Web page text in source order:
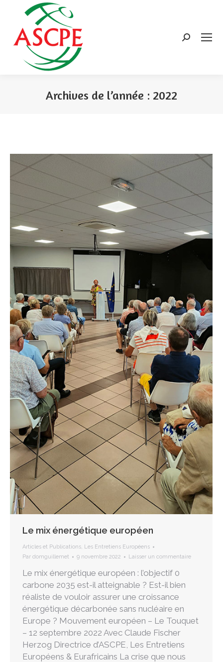
Search:
Archives de l’année : 2022
Le mix énergétique européen
Articles et Publications Les Entretiens Européens
Par domguillemet 9 novembre 2022 Laisser un commentaire
Le mix énergétique européen : l’objectif 0
carbone 2035 est-il atteignable ? Est-il bien
réaliste de vouloir assurer une croissance
énergétique décarbonée sans nucléaire en
Europe ? Mouvement européen – Le Touquet
– 12 septembre 2022 Avec Claude Fischer
Herzog Directrice d’ASCPE, Les Entretiens
Européens & Eurafricains La crise que nous